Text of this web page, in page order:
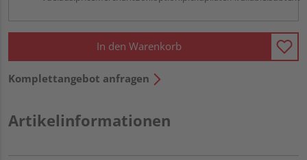
In den Warenkorb
Komplettangebot anfragen
Artikelinformationen